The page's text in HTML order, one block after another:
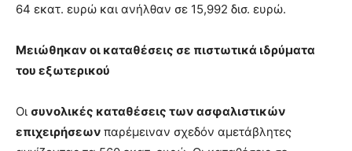
64 εκατ. ευρώ και ανήλθαν σε 15,992 δισ. ευρώ.
Μειώθηκαν οι καταθέσεις σε πιστωτικά ιδρύματα
του εξωτερικού
Οι συνολικές καταθέσεις των ασφαλιστικών
επιχειρήσεων παρέμειναν σχεδόν αμετάβλητες